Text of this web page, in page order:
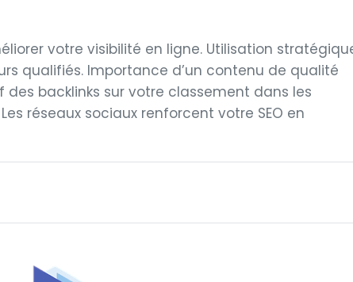
votre visibilité en ligne. Utilisation
qualifiés. Importance d’un contenu de qualité
backlinks sur votre classement dans les
réseaux sociaux renforcent votre SEO en